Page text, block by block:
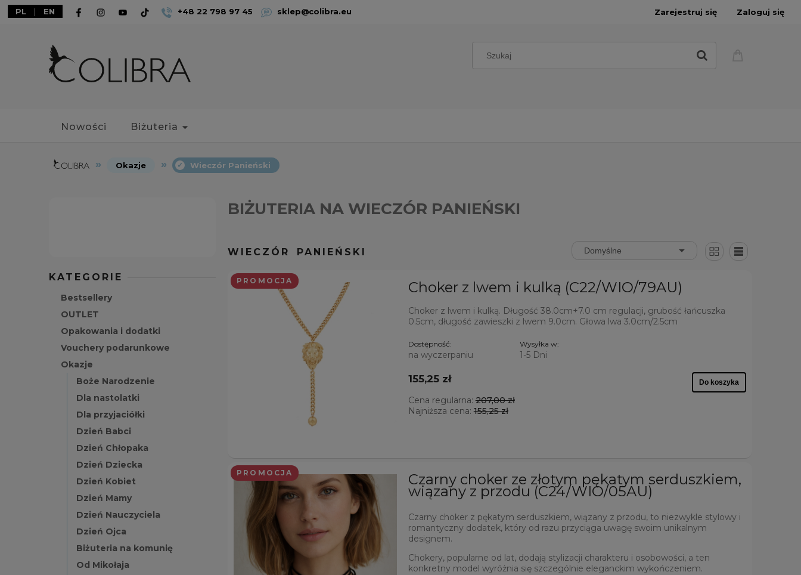
Zarejestruj się Zaloguj się
PL | EN +48 22 798 97 45 sklep@colibra.eu
Nowości Biżuteria
Okazje Wieczór Panieński
KATEGORIE
Bestsellery
OUTLET
Opakowania i dodatki
Vouchery podarunkowe
Okazje
Boże Narodzenie
Dla nastolatki
Dla przyjaciółki
Dzień Babci
Dzień Chłopaka
Dzień Dziecka
Dzień Kobiet
Dzień Mamy
Dzień Nauczyciela
Dzień Ojca
Biżuteria na komunię
Od Mikołaja
BIŻUTERIA NA WIECZÓR PANIEŃSKI
WIECZÓR PANIEŃSKI
Choker z lwem i kulką (C22/WIO/79AU)
Choker z lwem i kulką. Długość 38.0cm+7.0 cm regulacji, grubość łańcuszka
0.5cm, długość zawieszki z lwem 9.0cm. Głowa lwa 3.0cm/2.5cm
Dostępność:
na wyczerpaniu
Wysyłka w:
1-5 Dni
155,25 zł
Cena regularna:207,00 zł
Najniższa cena:155,25 zł
Do koszyka
PROMOCJA
Czarny choker ze złotym pękatym serduszkiem,
wiązany z przodu (C24/WIO/05AU)
Czarny choker z pękatym serduszkiem, wiązany z przodu, to niezwykle stylowy i
romantyczny dodatek, który od razu przyciąga uwagę swoim unikalnym
designem.
Chokery, popularne od lat, dodają stylizacji charakteru i osobowości, a ten
konkretny model wyróżnia się szczególnie eleganckim wykończeniem.
PROMOCJA